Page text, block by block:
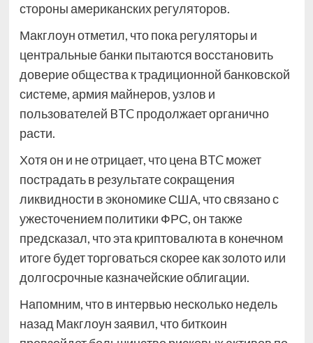
стороны американских регуляторов.
Макглоун отметил, что пока регуляторы и
центральные банки пытаются восстановить
доверие общества к традиционной банковской
системе, армия майнеров, узлов и
пользователей BTC продолжает органично
расти.
Хотя он и не отрицает, что цена BTC может
пострадать в результате сокращения
ликвидности в экономике США, что связано с
ужесточением политики ФРС, он также
предсказал, что эта криптовалюта в конечном
итоге будет торговаться скорее как золото или
долгосрочные казначейские облигации.
Напомним, что в интервью несколько недель
назад Макглоун заявил, что биткоин